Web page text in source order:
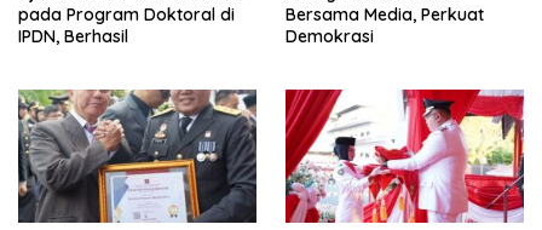
pada Program Doktoral di
IPDN, Berhasil
Bersama Media, Perkuat
Demokrasi